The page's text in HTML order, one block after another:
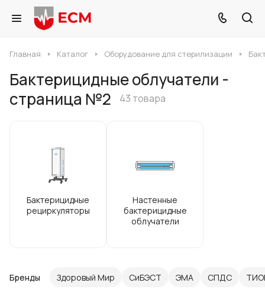
Главная Каталог Оборудование для стерилизации
Бактерицидные облучатели -
страница №2
43 товара
Бактерицидные
рециркуляторы
Настенные
бактерицидные
облучатели
Бренды Здоровый Мир СиБЭСТ ЭМА СПДС